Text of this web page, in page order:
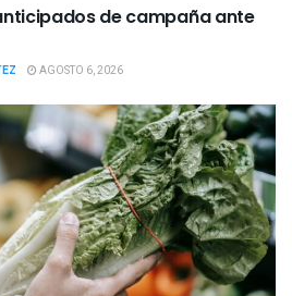
de campaña ante
AGOSTO 6, 2026